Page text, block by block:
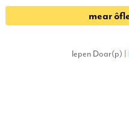
mear
Iepen Doar(p) |